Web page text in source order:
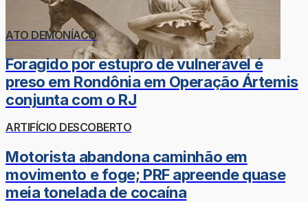
ATO DEMONÍACO
Foragido por estupro de vulnerável é
preso em Rondônia em Operação Ártemis
conjunta com o RJ
ARTIFÍCIO DESCOBERTO
Motorista abandona caminhão em
movimento e foge; PRF apreende quase
meia tonelada de cocaína